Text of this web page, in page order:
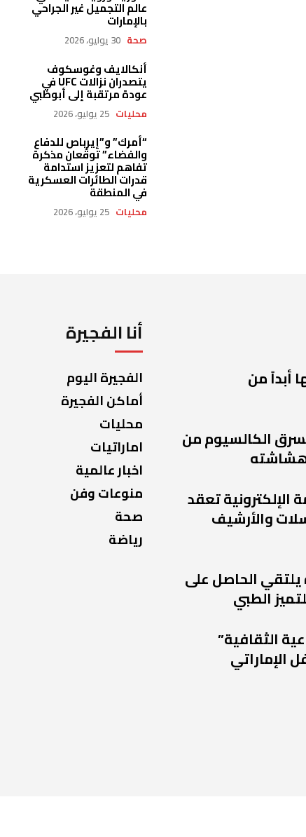
عالم التجميل غير الجراحي
بالإمارات
صحة 30 يوليو، 2026
أنكالايف وغوسكوف
يتصدران نزالات UFC في
عودة مرتقبة إلى أبوظبي
محليات 25 يوليو، 2026
“أمرك” و”إيرباص للدفاع
والفضاء” توقّعان مذكرة
تفاهم لتعزيز استدامة
قدرات الطائرات العسكرية
في المنطقة
محليات 25 يوليو، 2026
أنا الفجيرة
الفجيرة اليوم
أماكن الفجيرة
محليات
اماراتيات
اخبار عالمية
منوعات وفن
صحة
رياضة
أبداً من
الكالسيوم من
الإلكترونية تعقد
والأرشيف
يلتقي الحاصل على
الطبي
الثقافية”
الإماراتي